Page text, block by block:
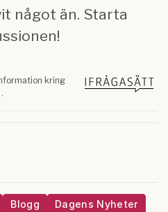
Blogg
Dagens Nyheter